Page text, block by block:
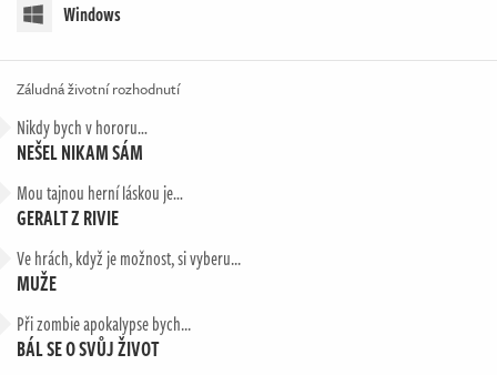
Windows
Záludná životní rozhodnutí
Nikdy bych v hororu…
NEŠEL NIKAM SÁM
Mou tajnou herní láskou je…
GERALT Z RIVIE
Ve hrách, když je možnost, si vyberu...
MUŽE
Při zombie apokalypse bych...
BÁL SE O SVŮJ ŽIVOT